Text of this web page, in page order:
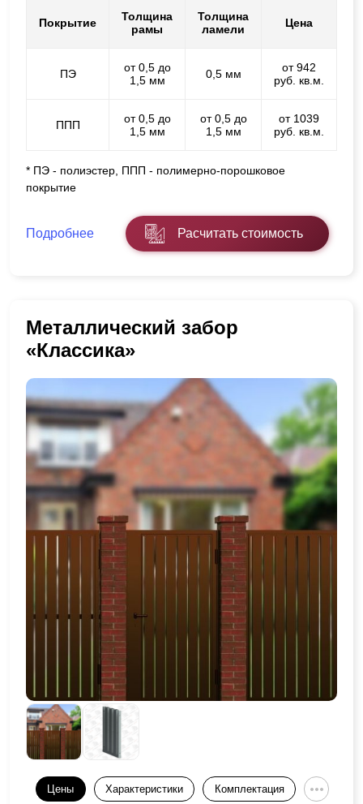
Покрытие
Толщина
рамы
Толщина
ламели
Цена
ПЭ
от 0,5 до
1,5 мм
0,5 мм
от 942
руб. кв.м.
ППП
от 0,5 до
1,5 мм
от 0,5 до
1,5 мм
от 1039
руб. кв.м.
* ПЭ - полиэстер, ППП - полимерно-порошковое
покрытие
Подробнее Расчитать стоимость
Металлический забор
«Классика»
Цены Характеристики Комплектация